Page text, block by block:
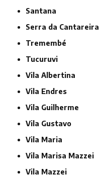
Santana
Serra da Cantareira
Tremembé
Tucuruvi
Vila Albertina
Vila Endres
Vila Guilherme
Vila Gustavo
Vila Maria
Vila Marisa Mazzei
Vila Mazzei